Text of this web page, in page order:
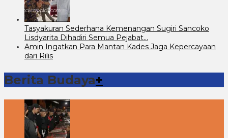
Tasyakuran Sederhana Kemenangan Sugiri Sancoko
Lisdyarita Dihadiri Semua Pejabat…
Amin Ingatkan Para Mantan Kades Jaga Kepercayaan
dari Rilis
Berita Budaya+